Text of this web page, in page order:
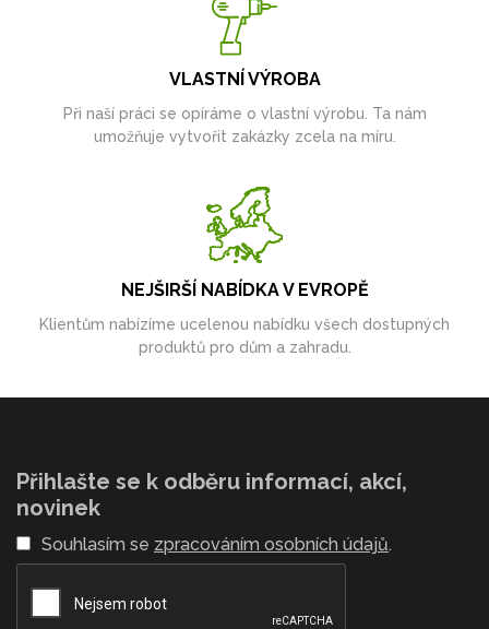
VLASTNÍ VÝROBA
Při naší práci se opíráme o vlastní výrobu. Ta nám
umožňuje vytvořit zakázky zcela na míru.
NEJŠIRŠÍ NABÍDKA V EVROPĚ
Klientům nabízíme ucelenou nabídku všech dostupných
produktů pro dům a zahradu.
Přihlašte se k odběru informací, akcí,
novinek
Souhlasím se zpracováním osobních údajů.